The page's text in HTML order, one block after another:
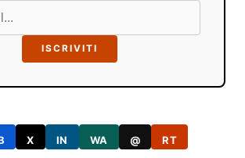
ISCRIVITI
X IN WA @ RT